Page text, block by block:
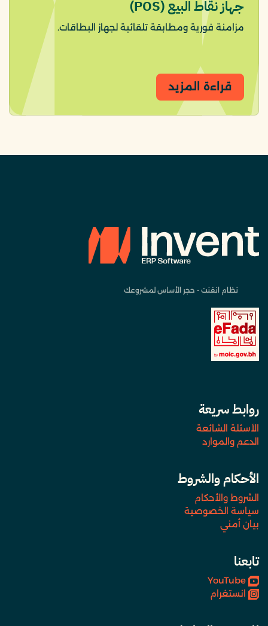
جهاز نقاط البيع (POS)
مزامنة فورية ومطابقة تلقائية لجهاز البطاقات.
قراءة المزيد
نظام انفنت - حجر الأساس لمشروعك
روابط سريعة
الأسئلة الشائعة
الدعم والموارد
الأحكام والشروط
الشروط والأحكام
سياسة الخصوصية
بيان أمني
تابعنا
YouTube
انستغرام